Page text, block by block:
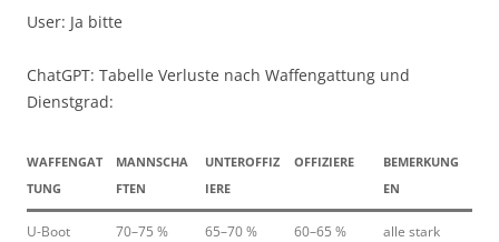
User: Ja bitte
ChatGPT: Tabelle Verluste nach Waffengattung und
Dienstgrad:
WAFFENGAT
TUNG
MANNSCHA
FTEN
UNTEROFFIZ
IERE
OFFIZIERE
BEMERKUNG
EN
U-Boot 70–75 % 65–70 % 60–65 % alle stark